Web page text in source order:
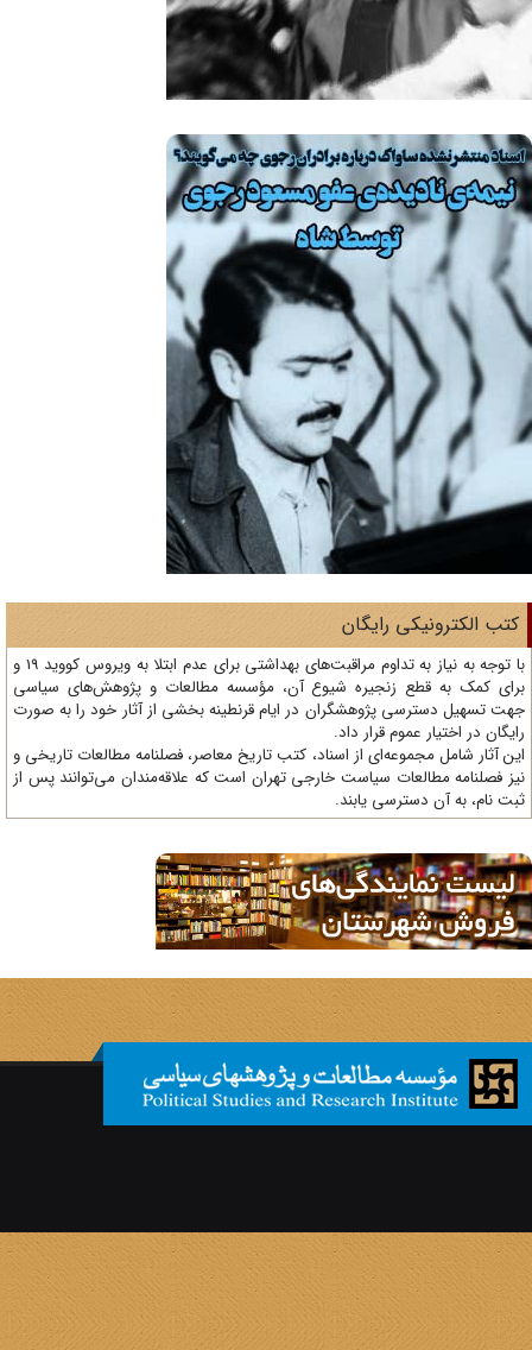
الکترونیکی رایگان
با توجه به نیاز به تداوم مراقبت‌های بهداشتی برای عدم ابتلا به ویروس کووید 19 و
کمک به قطع زنجیره شیوع آن، مؤسسه مطالعات و پژوهش‌های سیاسی
تسهیل دسترسی پژوهشگران در ایام قرنطینه بخشی از آثار خود را به صورت
در اختیار عموم قرار داد.
آثار شامل مجموعه‌ای از اسناد، کتب تاریخ معاصر، فصلنامه‌ مطالعات تاریخی و
فصلنامه مطالعات سیاست خارجی تهران است که علاقه‌مندان می‌توانند پس از
نام، به آن دسترسی یابند.